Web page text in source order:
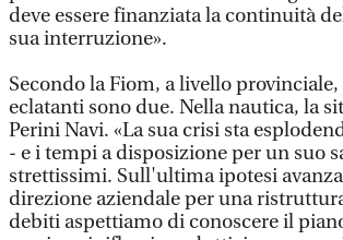
deve essere finanziata la continuità
sua interruzione».
Secondo la Fiom, a livello
eclatanti sono due. Nella nautica, la
Perini Navi. «La sua crisi sta
- e i tempi a disposizione per un suo
strettissimi. Sull'ultima ipotesi
direzione aziendale per una
debiti aspettiamo di conoscere il